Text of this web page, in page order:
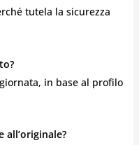
tutela la sicurezza
in base al profilo
all’originale?